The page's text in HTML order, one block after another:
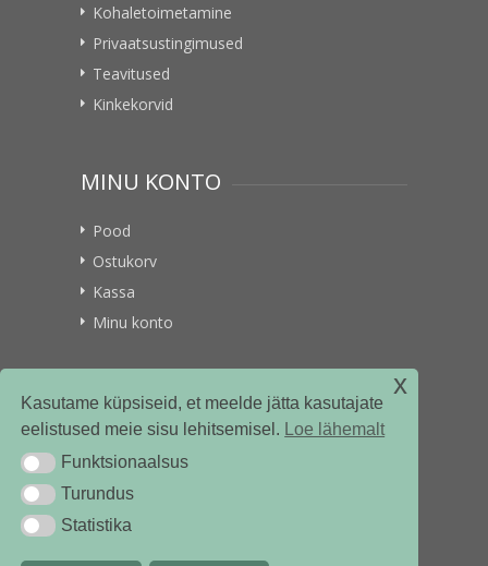
Kasutame küpsiseid, et meelde jätta kasutajate
eelistused meie sisu lehitsemisel. Loe lähemalt
Funktsionaalsus
Funktsionaalsus
TurundusTurundus
StatistikaStatistika
x
Kohaletoimetamine
Privaatsustingimused
Teavitused
Kinkekorvid
MINU KONTO
Pood
Ostukorv
Kassa
Minu konto
VITAMIINIKULLER.EE